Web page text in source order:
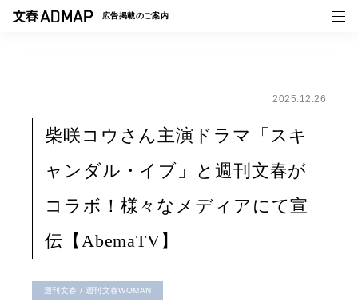
広告掲載のご案内
事例一覧
トピックス
2025.12.26
柴咲コウさん主演ドラマ「スキ
ャンダル・イブ」と週刊文春が
コラボ！様々なメディアにて宣
伝【AbemaTV】
週刊文春 / 週刊文春WOMAN